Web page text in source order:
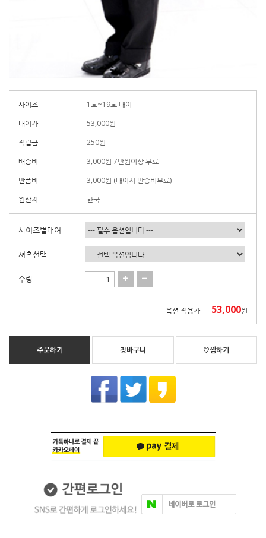
사이즈
1호~19호 대여
대여가
53,000원
적립금
250원
배송비
3,000원 7만원이상 무료
반품비
3,000원 (대여시 반송비무료)
원산지
한국
사이즈별대여
셔츠선택
수량
옵션 적용가 53,000원
주문하기 장바구니 ♡찜하기